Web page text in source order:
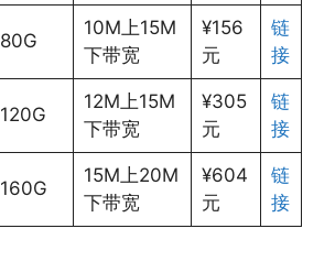
80G
10M上15M
下带宽
¥156
元
链
接
120G
12M上15M
下带宽
¥305
元
链
接
160G
15M上20M
下带宽
¥604
元
链
接